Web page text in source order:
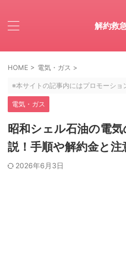
解約救
HOME > 電気・ガス >
※本サイトの記事内にはプロモーショ
電気・ガス
昭和シェル石油の電
説！手順や解約金と注
2026年6月3日